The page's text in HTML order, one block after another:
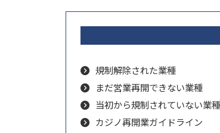
規制解除された業種
まだ営業再開できない業種
当初から規制されていない業種
カジノ再開業ガイドライン